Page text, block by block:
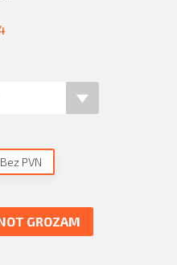
Bez PVN
GROZAM